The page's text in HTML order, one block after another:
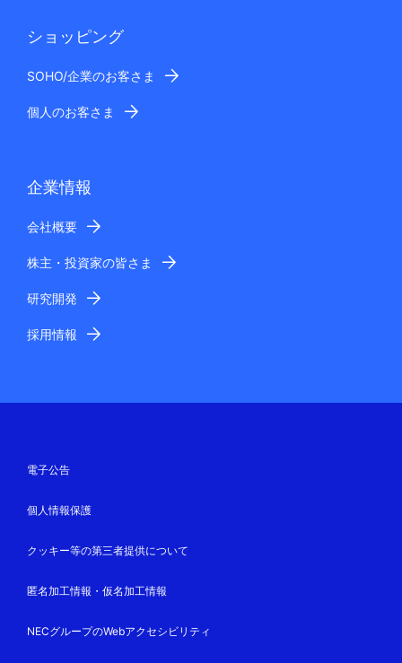
ショッピング
SOHO/企業のお客さま
個人のお客さま
企業情報
会社概要
株主・投資家の皆さま
研究開発
採用情報
電子公告
個人情報保護
クッキー等の第三者提供について
匿名加工情報・仮名加工情報
NECグループのWebアクセシビリティ